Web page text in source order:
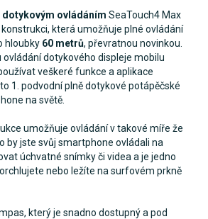
dotykovým ovládáním SeaTouch4 Max
která umožňuje plné ovládání
hloubky 60 metrů, převratnou novinkou.
ovládání dotykového displeje mobilu
veškeré funkce a aplikace
1. podvodní plně dotykové potápěčské
na světě.
umožňuje ovládání v takové míře že
by jste svůj smartphone ovládali na
úchvatné snímky či videa a je jedno
nebo ležíte na surfovém prkně
který je snadno dostupný a pod